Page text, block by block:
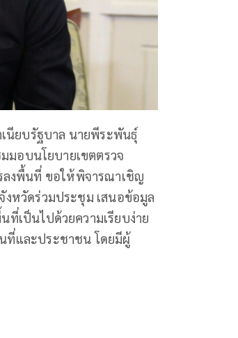
นียบรัฐบาล นายพีระพันธุ์
มอบนโยบายเขตตรวจ
ลงพื้นที่ ขอให้พิจารณาเชิญ
หวัดร่วมประชุม เสนอข้อมูล
เป็นไปด้วยความเรียบง่าย
ที่และประชาชน โดยมีผู้